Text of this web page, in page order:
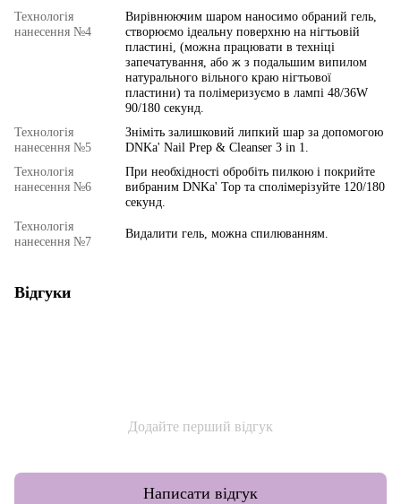
Технологія
нанесення №4
Вирівнюючим шаром наносимо обраний гель,
створюємо ідеальну поверхню на нігтьовій
пластині, (можна працювати в техніці
запечатування, або ж з подальшим випилом
натурального вільного краю нігтьової
пластини) та полімеризуємо в лампі 48/36W
90/180 секунд.
Технологія
нанесення №5
Зніміть залишковий липкий шар за допомогою
DNKa' Nail Prep & Cleanser 3 in 1.
Технологія
нанесення №6
При необхідності обробіть пилкою і покрийте
вибраним DNKa' Top та сполімерізуйте 120/180
секунд.
Технологія
нанесення №7
Видалити гель, можна спилюванням.
Відгуки
Додайте перший відгук
Написати відгук